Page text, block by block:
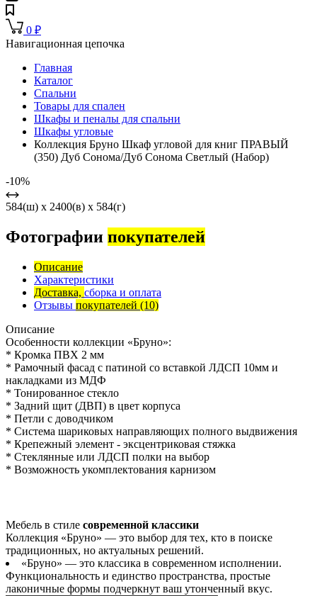
0 ₽
Навигационная цепочка
Главная
Каталог
Спальни
Товары для спален
Шкафы и пеналы для спальни
Шкафы угловые
Коллекция Бруно Шкаф угловой для книг ПРАВЫЙ
(350) Дуб Сонома/Дуб Сонома Светлый (Набор)
-10%
584(ш) x 2400(в) x 584(г)
Фотографии покупателей
Описание
Характеристики
Доставка, сборка и оплата
Отзывы покупателей (10)
Описание
Особенности коллекции «Бруно»:
* Кромка ПВХ 2 мм
* Рамочный фасад с патиной со вставкой ЛДСП 10мм и
накладками из МДФ
* Тонированное стекло
* Задний щит (ДВП) в цвет корпуса
* Петли с доводчиком
* Система шариковых направляющих полного выдвижения
* Крепежный элемент - эксцентриковая стяжка
* Стеклянные или ЛДСП полки на выбор
* Возможность укомплектования карнизом
Мебель в стиле современной классики
Коллекция «Бруно» — это выбор для тех, кто в поиске
традиционных, но актуальных решений.
«Бруно» — это классика в современном исполнении.
Функциональность и единство пространства, простые
лаконичные формы подчеркнут ваш утонченный вкус.